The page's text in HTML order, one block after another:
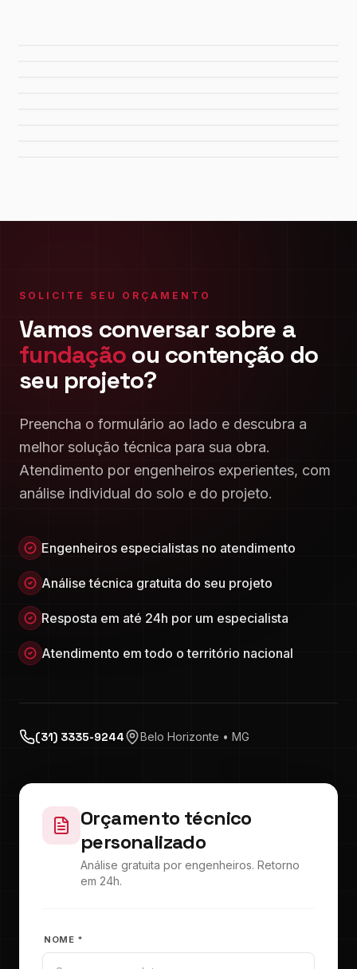
SOLICITE SEU ORÇAMENTO
Vamos conversar sobre a
fundação ou contenção do
seu projeto?
Preencha o formulário ao lado e descubra a
melhor solução técnica para sua obra.
Atendimento por engenheiros experientes, com
análise individual do solo e do projeto.
Engenheiros especialistas no atendimento
Análise técnica gratuita do seu projeto
Resposta em até 24h por um especialista
Atendimento em todo o território nacional
(31) 3335-9244 Belo Horizonte • MG
Orçamento técnico
personalizado
Análise gratuita por engenheiros. Retorno
em 24h.
NOME *